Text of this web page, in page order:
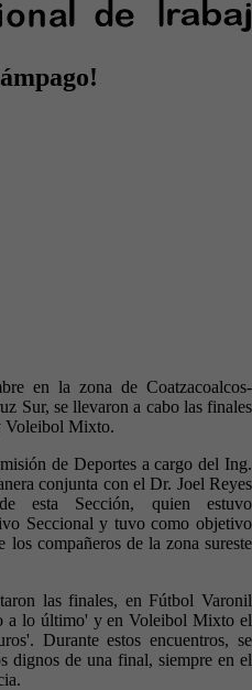
en la zona de Coatzacoalcos-
Sur, se llevaron a cabo las finales
Voleibol Mixto.
de Deportes a cargo del Ing.
conjunta con el Dr. Joel Reyes
esta Sección, quien estuvo
Seccional y tuvo como objetivo
compañeros de la zona sureste
las finales, en Fútbol Varonil
a lo último' y en Voleibol Mixto el
Durante estos encuentros, se
dignos de una final, siempre en el